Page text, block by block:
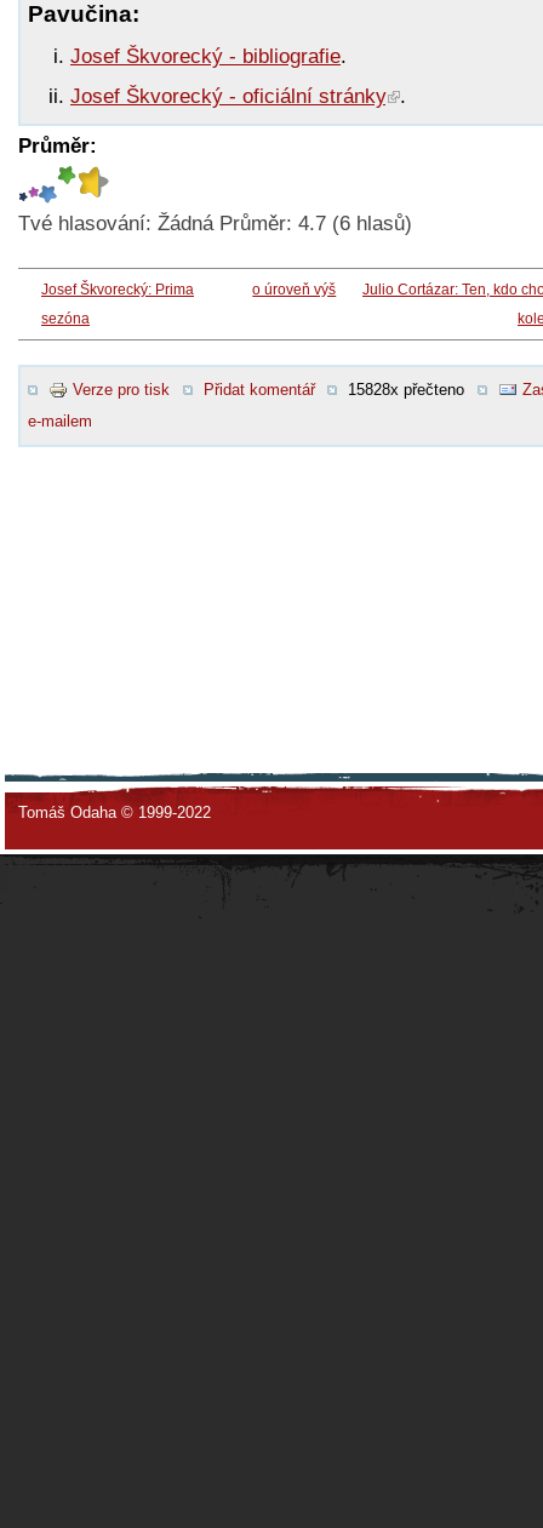
Pavučina:
Josef Škvorecký - bibliografie.
Josef Škvorecký - oficiální stránky
.
Průměr:
Tvé hlasování: Žádná Průměr: 4.7 (6 hlasů)
Josef Škvorecký: Prima
sezóna
o úroveň výš
Julio Cortázar: Ten, kdo
Verze pro tisk Přidat komentář 15828x přečteno
e-mailem
Tomáš Odaha © 1999-2022